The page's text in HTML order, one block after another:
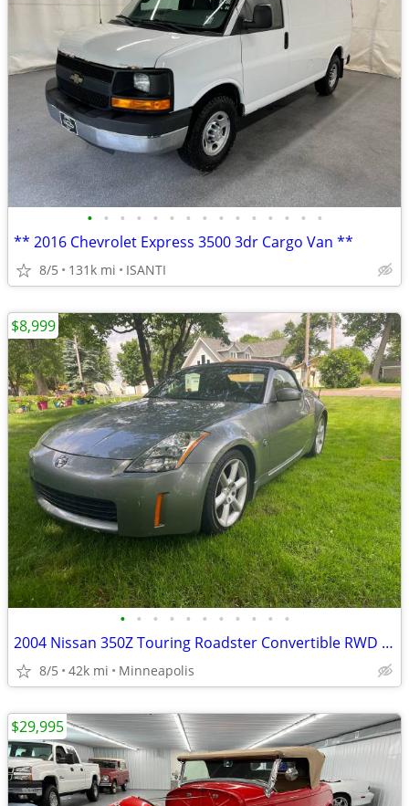
• • • • • • • • • • • • • • •
** 2016 Chevrolet Express 3500 3dr Cargo Van **
8/5 131k mi ISANTI
• • • • • • • • • • •
2004 Nissan 350Z Touring Roadster Convertible RWD Manual 42K miles
8/5 42k mi Minneapolis
$8,999
$29,995